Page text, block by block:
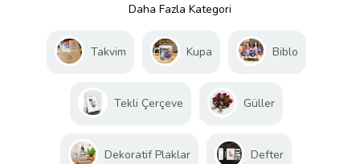
Daha Fazla Kategori
Takvim Kupa Biblo
Tekli Çerçeve Güller
Dekoratif Plaklar Defter